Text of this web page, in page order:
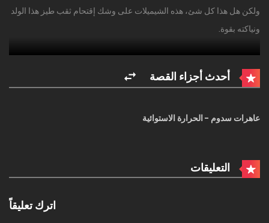
ولكن هل هذا كل شئ، هذه الشيميلات على وشك إقتحام ثقب طيز هذا الولد
ونياكته بقوة.
أحدث أجزاء القصة
عاهرات سدوم - الحرارة الاستوائية
التعليقات
اترك تعليقاً